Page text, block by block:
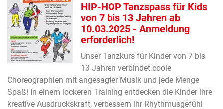
HIP-HOP Tanzspass für Kids
von 7 bis 13 Jahren ab
10.03.2025 - Anmeldung
erforderlich!
Unser Tanzkurs für Kinder von 7 bis
13 Jahren verbindet coole
Choreographien mit angesagter Musik und jede Menge
Spaß! In einem lockeren Training entdecken die Kinder ihre
kreative Ausdruckskraft, verbessern ihr Rhythmusgefühl